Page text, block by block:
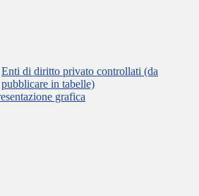
Enti di diritto privato controllati (da
pubblicare in tabelle)
grafica